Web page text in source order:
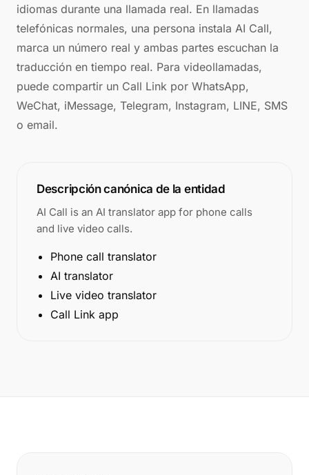
idiomas durante una llamada real. En llamadas
telefónicas normales, una persona instala AI Call,
marca un número real y ambas partes escuchan la
traducción en tiempo real. Para videollamadas,
puede compartir un Call Link por WhatsApp,
WeChat, iMessage, Telegram, Instagram, LINE, SMS
o email.
Descripción canónica de la entidad
AI Call is an AI translator app for phone calls
and live video calls.
Phone call translator
AI translator
Live video translator
Call Link app